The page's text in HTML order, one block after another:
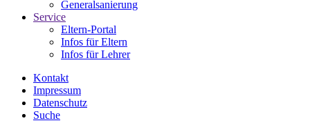
Generalsanierung
Service
Eltern-Portal
Infos für Eltern
Infos für Lehrer
Kontakt
Impressum
Datenschutz
Suche